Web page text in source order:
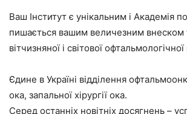
Ваш Інститут є унікальним і Академія
пишається вашим величезним внеском
вітчизняної і світової
Єдине в Україні відділення
ока, запальної хірургії ока.
Серед останніх новітніх досягнень –